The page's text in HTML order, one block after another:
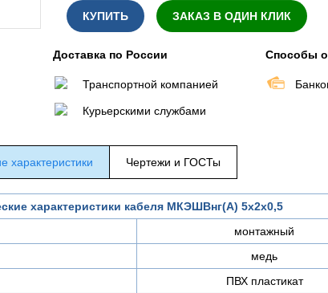
КУПИТЬ ЗАКАЗ В ОДИН КЛИК
Доставка по России
Транспортной компанией
Курьерскими службами
Способы
характеристики Чертежи и ГОСТы
характеристики кабеля МКЭШВнг(А) 5х2х0,5
монтажный
медь
ПВХ пластикат